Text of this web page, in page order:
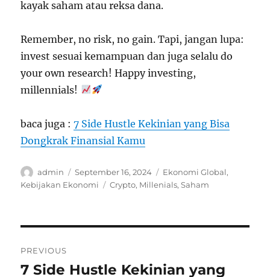
kayak saham atau reksa dana.
Remember, no risk, no gain. Tapi, jangan lupa:
invest sesuai kemampuan dan juga selalu do
your own research! Happy investing,
millennials!
baca juga :7 Side Hustle Kekinian yang Bisa
Dongkrak Finansial Kamu
Author
admin
Posted
on
September 16, 2024 Categories
Ekonomi Global,
Kebijakan Ekonomi
Tags
Crypto, Millenials,Saham
pos
PREVIOUS
Previous
7 Side Hustle Kekinian yang